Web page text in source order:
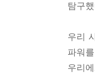
탐구
우리
파워
우리